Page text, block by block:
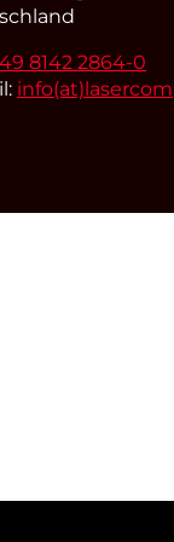
8142 2864-0
info(at)